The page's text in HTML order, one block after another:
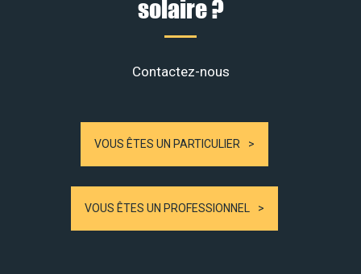
solaire ?
Contactez-nous
VOUS ÊTES UN PARTICULIER
VOUS ÊTES UN PROFESSIONNEL